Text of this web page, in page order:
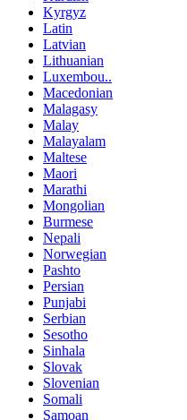
Kyrgyz
Latin
Latvian
Lithuanian
Luxembou..
Macedonian
Malagasy
Malay
Malayalam
Maltese
Maori
Marathi
Mongolian
Burmese
Nepali
Norwegian
Pashto
Persian
Punjabi
Serbian
Sesotho
Sinhala
Slovak
Slovenian
Somali
Samoan